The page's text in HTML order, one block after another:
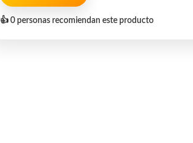
👍 0 personas recomiendan este producto